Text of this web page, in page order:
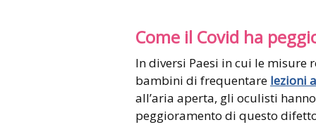
Come il Covid ha
In diversi Paesi in cui le misure
bambini di frequentare lezioni
all’aria aperta, gli oculisti
peggioramento di questo